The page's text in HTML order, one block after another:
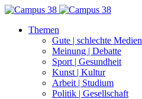
Themen
Gute | schlechte Medien
Meinung | Debatte
Sport | Gesundheit
Kunst | Kultur
Arbeit | Studium
Politik | Gesellschaft